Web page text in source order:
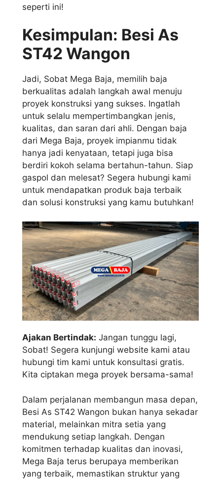
seperti ini!
Kesimpulan: Besi As
ST42 Wangon
Jadi, Sobat Mega Baja, memilih baja
berkualitas adalah langkah awal menuju
proyek konstruksi yang sukses. Ingatlah
untuk selalu mempertimbangkan jenis,
kualitas, dan saran dari ahli. Dengan baja
dari Mega Baja, proyek impianmu tidak
hanya jadi kenyataan, tetapi juga bisa
berdiri kokoh selama bertahun-tahun. Siap
gaspol dan melesat? Segera hubungi kami
untuk mendapatkan produk baja terbaik
dan solusi konstruksi yang kamu butuhkan!
Ajakan Bertindak: Jangan tunggu lagi,
Sobat! Segera kunjungi website kami atau
hubungi tim kami untuk konsultasi gratis.
Kita ciptakan mega proyek bersama-sama!
Dalam perjalanan membangun masa depan,
Besi As ST42 Wangon bukan hanya sekadar
material, melainkan mitra setia yang
mendukung setiap langkah. Dengan
komitmen terhadap kualitas dan inovasi,
Mega Baja terus berupaya memberikan
yang terbaik, memastikan struktur yang